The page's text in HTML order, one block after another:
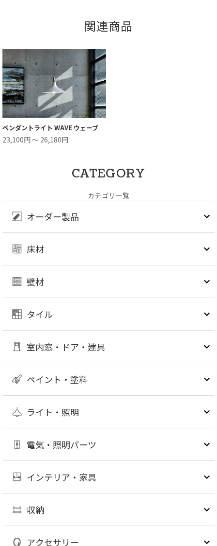
関連商品
ペンダントライト WAVE ウェーブ
23,100円 ～ 26,180円
CATEGORY
カテゴリ一覧
オーダー製品
床材
壁材
タイル
室内窓・ドア・建具
ペイント・塗料
ライト・照明
電気・照明パーツ
インテリア・家具
収納
アクセサリー